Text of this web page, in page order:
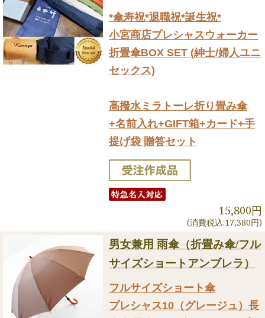
*傘寿祝*退職祝*誕生祝*
小宮商店プレシャスウォーカー
折畳傘BOX SET (紳士/婦人ユニ
セックス)
高撥水ミラトーレ折り畳み傘
+名前入れ+GIFT箱+カード+手
提げ袋 贈答セット
15,800円
(消費税込:17,380円)
男女兼用 雨傘（折畳み傘/フル
サイズショートアンブレラ）
フルサイズショート傘
プレシャス10（グレージュ）長